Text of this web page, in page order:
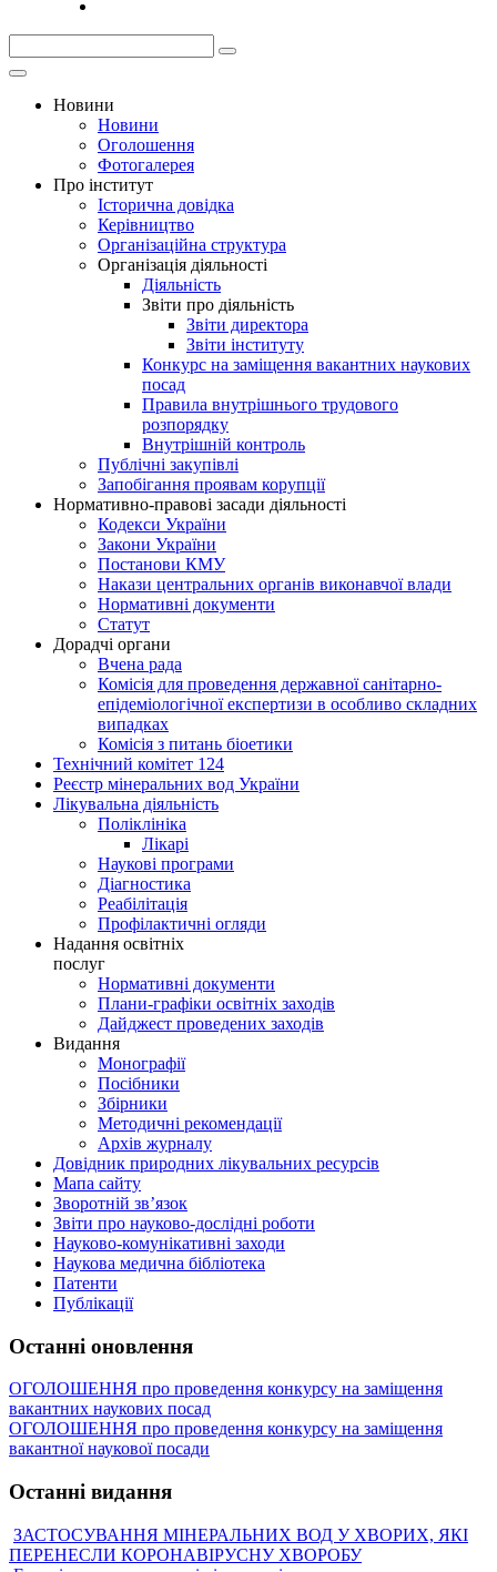
Новини
Новини
Оголошення
Фотогалерея
Про інститут
Історична довідка
Керівництво
Організаційна структура
Організація діяльності
Діяльність
Звіти про діяльність
Звіти директора
Звіти інституту
Конкурс на заміщення вакантних наукових
посад
Правила внутрішнього трудового
розпорядку
Внутрішній контроль
Публічні закупівлі
Запобігання проявам корупції
Нормативно-правові засади діяльності
Кодекси України
Закони України
Постанови КМУ
Накази центральних органів виконавчої влади
Нормативні документи
Статут
Дорадчі органи
Вчена рада
Комісія для проведення державної санітарно-
епідеміологічної експертизи в особливо складних
випадках
Комісія з питань біоетики
Технічний комітет 124
Реєстр мінеральних вод України
Лікувальна діяльність
Поліклініка
Лікарі
Наукові програми
Діагностика
Реабілітація
Профілактичні огляди
Надання освітніх
послуг
Нормативні документи
Плани-графіки освітніх заходів
Дайджест проведених заходів
Видання
Монографії
Посібники
Збірники
Методичні рекомендації
Архів журналу
Довідник природних лікувальних ресурсів
Мапа сайту
Зворотній зв’язок
Звіти про науково-дослідні роботи
Науково-комунікативні заходи
Наукова медична бібліотека
Патенти
Публікації
Останні оновлення
ОГОЛОШЕННЯ про проведення конкурсу на заміщення
вакантних наукових посад
ОГОЛОШЕННЯ про проведення конкурсу на заміщення
вакантної наукової посади
Останні видання
ЗАСТОСУВАННЯ МІНЕРАЛЬНИХ ВОД У ХВОРИХ, ЯКІ
ПЕРЕНЕСЛИ КОРОНАВІРУСНУ ХВОРОБУ